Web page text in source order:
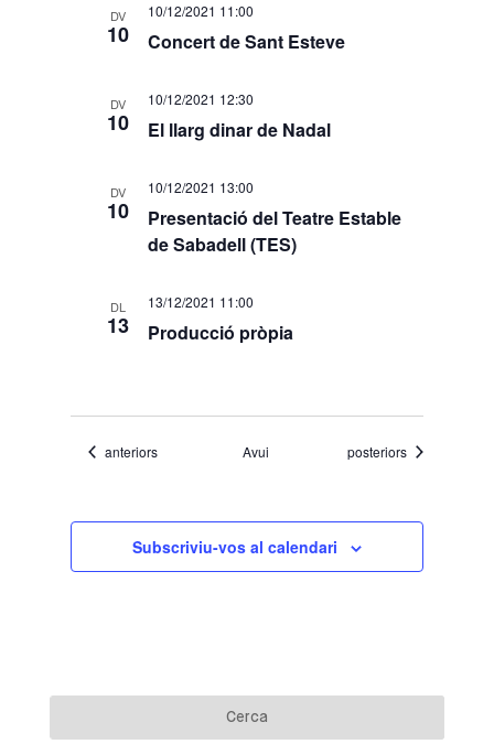
DV
10 Concert de Sant Esteve
10/12/2021 11:00
DV
10 El llarg dinar de Nadal
10/12/2021 12:30
DV
10
Presentació del Teatre Estable
de Sabadell (TES)
10/12/2021 13:00
DL
13 Producció pròpia
13/12/2021 11:00
Esdeveniments
anteriors Avui Esdeveniments
posteriors
Subscriviu-vos al calendari